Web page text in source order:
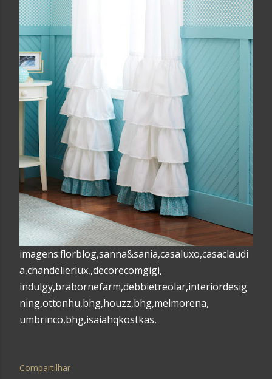
imagens:florblog,sanna&sania,casaluxo,casaclaudi
a,chandelierlux,,decorecomgigi,
indulgy,brabornefarm,debbietreolar,interiordesig
ning,ottonhu,bhg,houzz,bhg,melmorena,
umbrinco,bhg,isaiahqkostkas,
Compartilhar